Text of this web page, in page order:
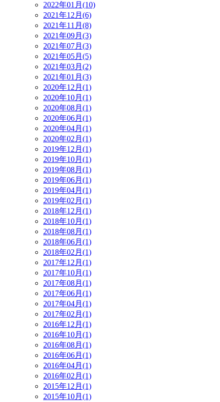
2022年01月(10)
2021年12月(6)
2021年11月(8)
2021年09月(3)
2021年07月(3)
2021年05月(5)
2021年03月(2)
2021年01月(3)
2020年12月(1)
2020年10月(1)
2020年08月(1)
2020年06月(1)
2020年04月(1)
2020年02月(1)
2019年12月(1)
2019年10月(1)
2019年08月(1)
2019年06月(1)
2019年04月(1)
2019年02月(1)
2018年12月(1)
2018年10月(1)
2018年08月(1)
2018年06月(1)
2018年02月(1)
2017年12月(1)
2017年10月(1)
2017年08月(1)
2017年06月(1)
2017年04月(1)
2017年02月(1)
2016年12月(1)
2016年10月(1)
2016年08月(1)
2016年06月(1)
2016年04月(1)
2016年02月(1)
2015年12月(1)
2015年10月(1)